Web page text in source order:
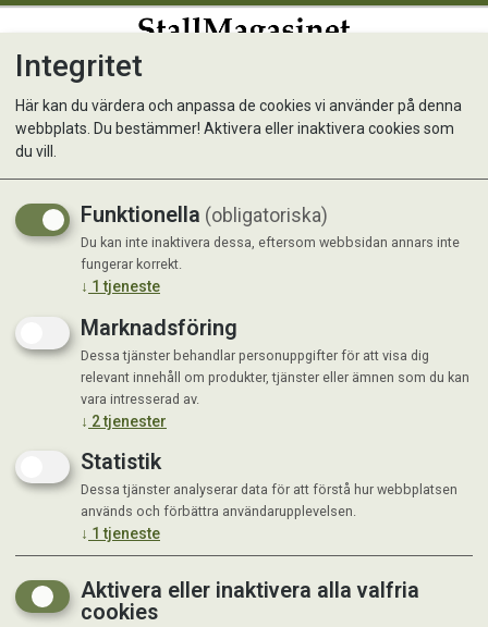
Tello Premium
Integritet
Här kan du värdera och anpassa de cookies vi använder på denna
webbplats. Du bestämmer! Aktivera eller inaktivera cookies som
du vill.
Funktionella (obligatoriska)
Du kan inte inaktivera dessa, eftersom webbsidan annars inte
fungerar korrekt.
↓ 1 tjeneste
Marknadsföring
Dessa tjänster behandlar personuppgifter för att visa dig
relevant innehåll om produkter, tjänster eller ämnen som du kan
vara intresserad av.
↓ 2tjenester
Statistik
Dessa tjänster analyserar data för att förstå hur webbplatsen
används och förbättra användarupplevelsen.
↓ 1 tjeneste
Aktivera eller inaktivera alla valfria
cookies